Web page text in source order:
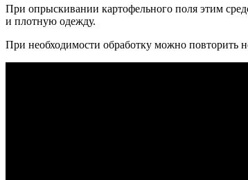
При опрыскивании картофельного поля этим
и плотную одежду.
При необходимости обработку можно повторить